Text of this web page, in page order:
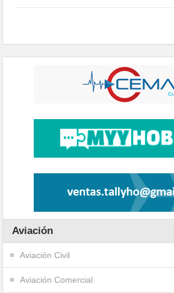
Aviación
Aviación Civil
Aviación Comercial